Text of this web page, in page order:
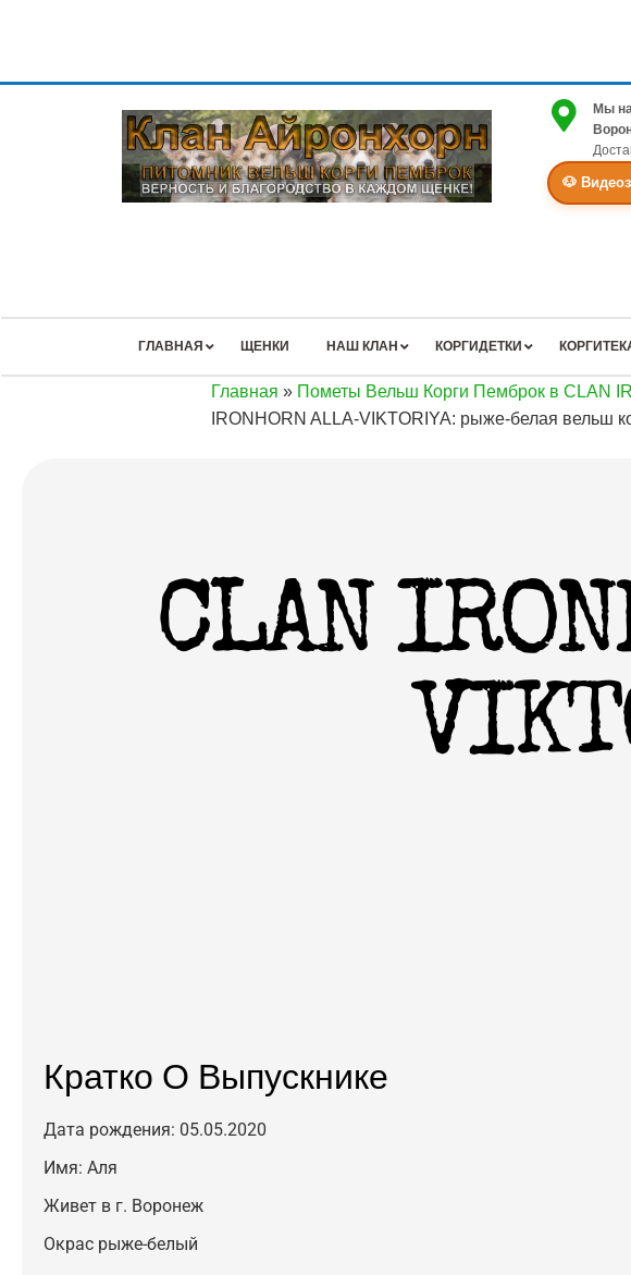
Мы
🐶
ГЛАВНАЯ ЩЕНКИ НАШ КЛАН КОРГИДЕТКИ
Главная » Пометы Вельш Корги Пемброк в CLAN
IRONHORN ALLA-VIKTORIYA: рыже-белая вельш
CLAN
Кратко О Выпускнике
Дата рождения: 05.05.2020
Имя: Аля
Живет в г. Воронеж
Окрас рыже-белый